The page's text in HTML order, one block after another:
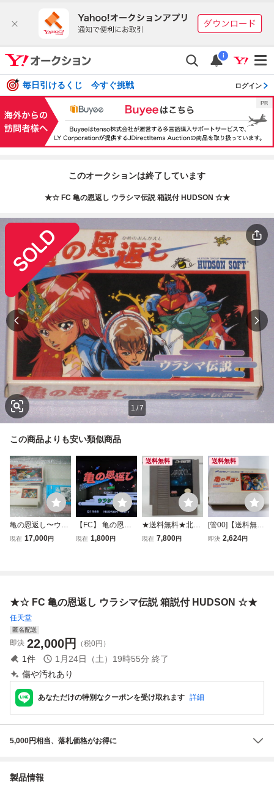
i
毎日引けるくじ 今すぐ挑戦 ログイン
このオークションは終了しています
★☆ FC 亀の恩返し ウラシマ伝説 箱説付 HUDSON ☆★
1 /7
この商品よりも安い類似商品
亀の恩返し〜ウラ
シマ伝説〜 ハドソ
現在 17,000円
【FC】 亀の恩返
し〜ウラシマ伝
現在 1,800円
送料無料
★送料無料★北米
版★ ファミコン
現在 7,800円
送料無料
[管00]【送料無
料】ゲームソフト
即決 2,624円
★☆ FC 亀の恩返し ウラシマ伝説 箱説付 HUDSON ☆★
任天堂
匿名配送
即決 22,000円 （税0円）
1件 1月24日（土）19時55分 終了
傷や汚れあり
あなただけの特別なクーポンを受け取れます 詳細
5,000円相当、落札価格がお得に
製品情報